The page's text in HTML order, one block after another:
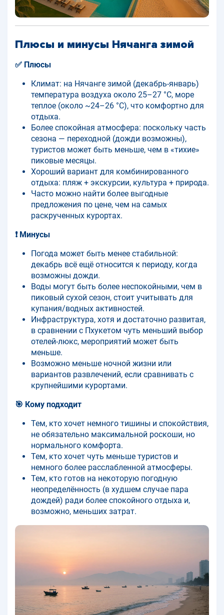
Плюсы и минусы Нячанга зимой
✅ Плюсы
Климат: на Нячанге зимой (декабрь-январь)
температура воздуха около 25–27 °C, море
теплое (около ~24–26 °C), что комфортно для
отдыха.
Более спокойная атмосфера: поскольку часть
сезона — переходной (дожди возможны),
туристов может быть меньше, чем в «тихие»
пиковые месяцы.
Хороший вариант для комбинированного
отдыха: пляж + экскурсии, культура + природа.
Часто можно найти более выгодные
предложения по цене, чем на самых
раскрученных курортах.
❗ Минусы
Погода может быть менее стабильной:
декабрь всё ещё относится к периоду, когда
возможны дожди.
Воды могут быть более неспокойными, чем в
пиковый сухой сезон, стоит учитывать для
купания/водных активностей.
Инфраструктура, хотя и достаточно развитая,
в сравнении с Пхукетом чуть меньший выбор
отелей-люкс, мероприятий может быть
меньше.
Возможно меньше ночной жизни или
вариантов развлечений, если сравнивать с
крупнейшими курортами.
🎯 Кому подходит
Тем, кто хочет немного тишины и спокойствия,
не обязательно максимальной роскоши, но
нормального комфорта.
Тем, кто хочет чуть меньше туристов и
немного более расслабленной атмосферы.
Тем, кто готов на некоторую погодную
неопределённость (в худшем случае пара
дождей) ради более спокойного отдыха и,
возможно, меньших затрат.